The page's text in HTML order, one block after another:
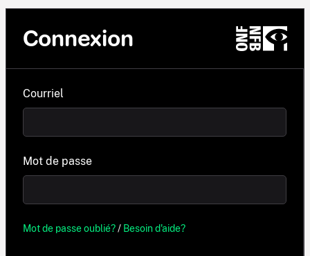
Connexion
Courriel
Mot de passe
Mot de passe oublié?/ Besoin d'aide?